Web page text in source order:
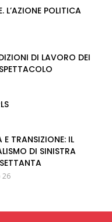
L’AZIONE POLITICA
DI LAVORO DEI
E TRANSIZIONE: IL
DI SINISTRA
26